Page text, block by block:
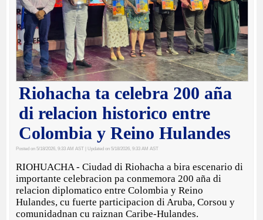
Riohacha ta celebra 200 aña
di relacion historico entre
Colombia y Reino Hulandes
Posted on 5/18/2026, 9:33 AM AST | Updated on 5/18/2026, 9:33 AM AST
RIOHUACHA - Ciudad di Riohacha a bira escenario di
importante celebracion pa conmemora 200 aña di
relacion diplomatico entre Colombia y Reino
Hulandes, cu fuerte participacion di Aruba, Corsou y
comunidadnan cu raiznan Caribe-Hulandes.